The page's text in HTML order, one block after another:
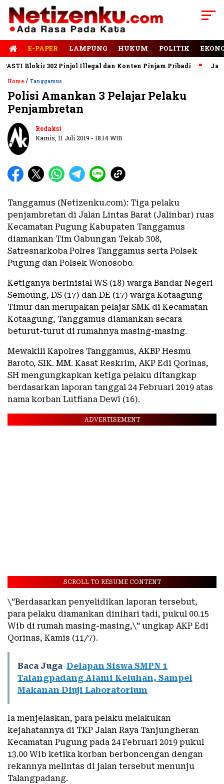
E-PAPER LAMPUNG HUKUM POLITIK
Blokir 302 Pinjol Illegal dan Konten Pinjam Pribadi Jalan
Home / Tanggamus
Polisi Amankan 3 Pelajar Pelaku
Penjambretan
Redaksi
Kamis, 11 Juli 2019 - 18:14 WIB
Tanggamus (Netizenku.com): Tiga pelaku
penjambretan di Jalan Lintas Barat (Jalinbar) ruas
Kecamatan Pugung Kabupaten Tanggamus
diamankan Tim Gabungan Tekab 308,
Satresnarkoba Polres Tanggamus serta Polsek
Pugung dan Polsek Wonosobo.
Ketiganya berinisial WS (18) warga Bandar Negeri
Semoung, DS (17) dan DE (17) warga Kotaagung
Timur dan merupakan pelajar SMK di Kecamatan
Kotaagung, Tanggamus diamankan secara
beturut-turut di rumahnya masing-masing.
Mewakili Kapolres Tanggamus, AKBP Hesmu
Baroto, SIK. MM. Kasat Reskrim, AKP Edi Qorinas,
SH mengungkapkan ketiga pelaku ditangkap
berdasarkan laporan tanggal 24 Februari 2019 atas
nama korban Lutfiana Dewi (16).
ADVERTISEMENT
SCROLL TO RESUME CONTENT
\”Berdasarkan penyelidikan laporan tersebut,
para pelaku diamankan dinihari tadi, pukul 00.15
Wib di rumah masing-masing,\” ungkap AKP Edi
Qorinas, Kamis (11/7).
Baca Juga Delapan Siswa SMPN 1
Talangpadang Alami Keluhan, Sampel
Makanan Diuji Laboratorium
Ia menjelaskan, para pelaku melakukan
kejahatannya di TKP Jalan Raya Tanjungheran
Kecamatan Pugung pada 24 Februari 2019 pukul
13.00 Wib ketika korban berboncengan dengan
rekannya melintas di jalan tersebut menunju
Talangpadang.